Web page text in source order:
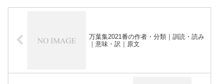
万葉集2021番の作者・分類｜訓読・読み
｜意味・訳｜原文